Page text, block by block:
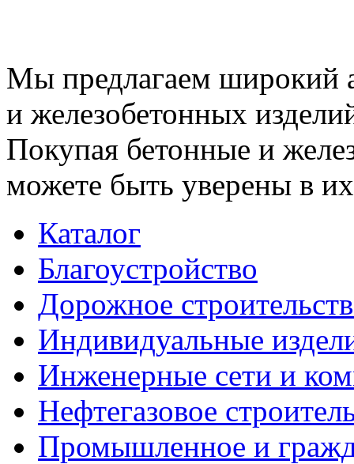
Мы предлагаем широкий
и железобетонных
Покупая бетонные и
можете быть уверены в их
Каталог
Благоустройство
Дорожное
Индивидуальные
Инженерные сети и
Нефтегазовое
Промышленное и